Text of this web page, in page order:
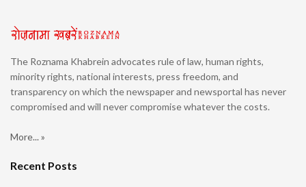
The Roznama Khabrein advocates rule of law, human rights,
minority rights, national interests, press freedom, and
transparency on which the newspaper and newsportal has never
compromised and will never compromise whatever the costs.
More... »
Recent Posts